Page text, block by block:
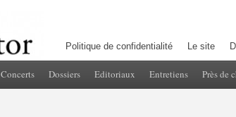
Politique de confidentialité Le site
Concerts Dossiers Editoriaux Entretiens Près de